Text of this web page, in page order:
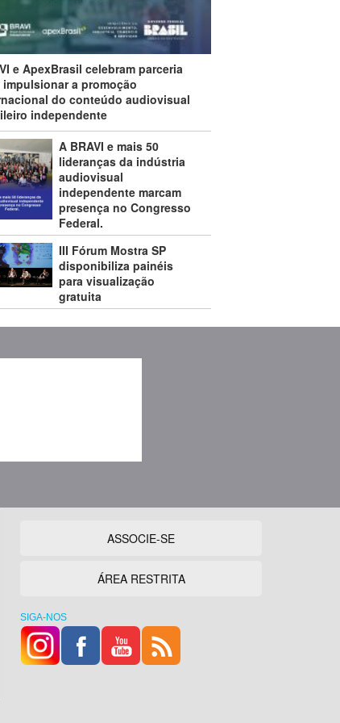
e ApexBrasil celebram parceria
impulsionar a promoção
do conteúdo audiovisual
independente
A BRAVI e mais 50
lideranças da indústria
audiovisual
independente marcam
presença no Congresso
Federal.
III Fórum Mostra SP
disponibiliza painéis
para visualização
gratuita
ASSOCIE-SE
ÁREA RESTRITA
SIGA-NOS